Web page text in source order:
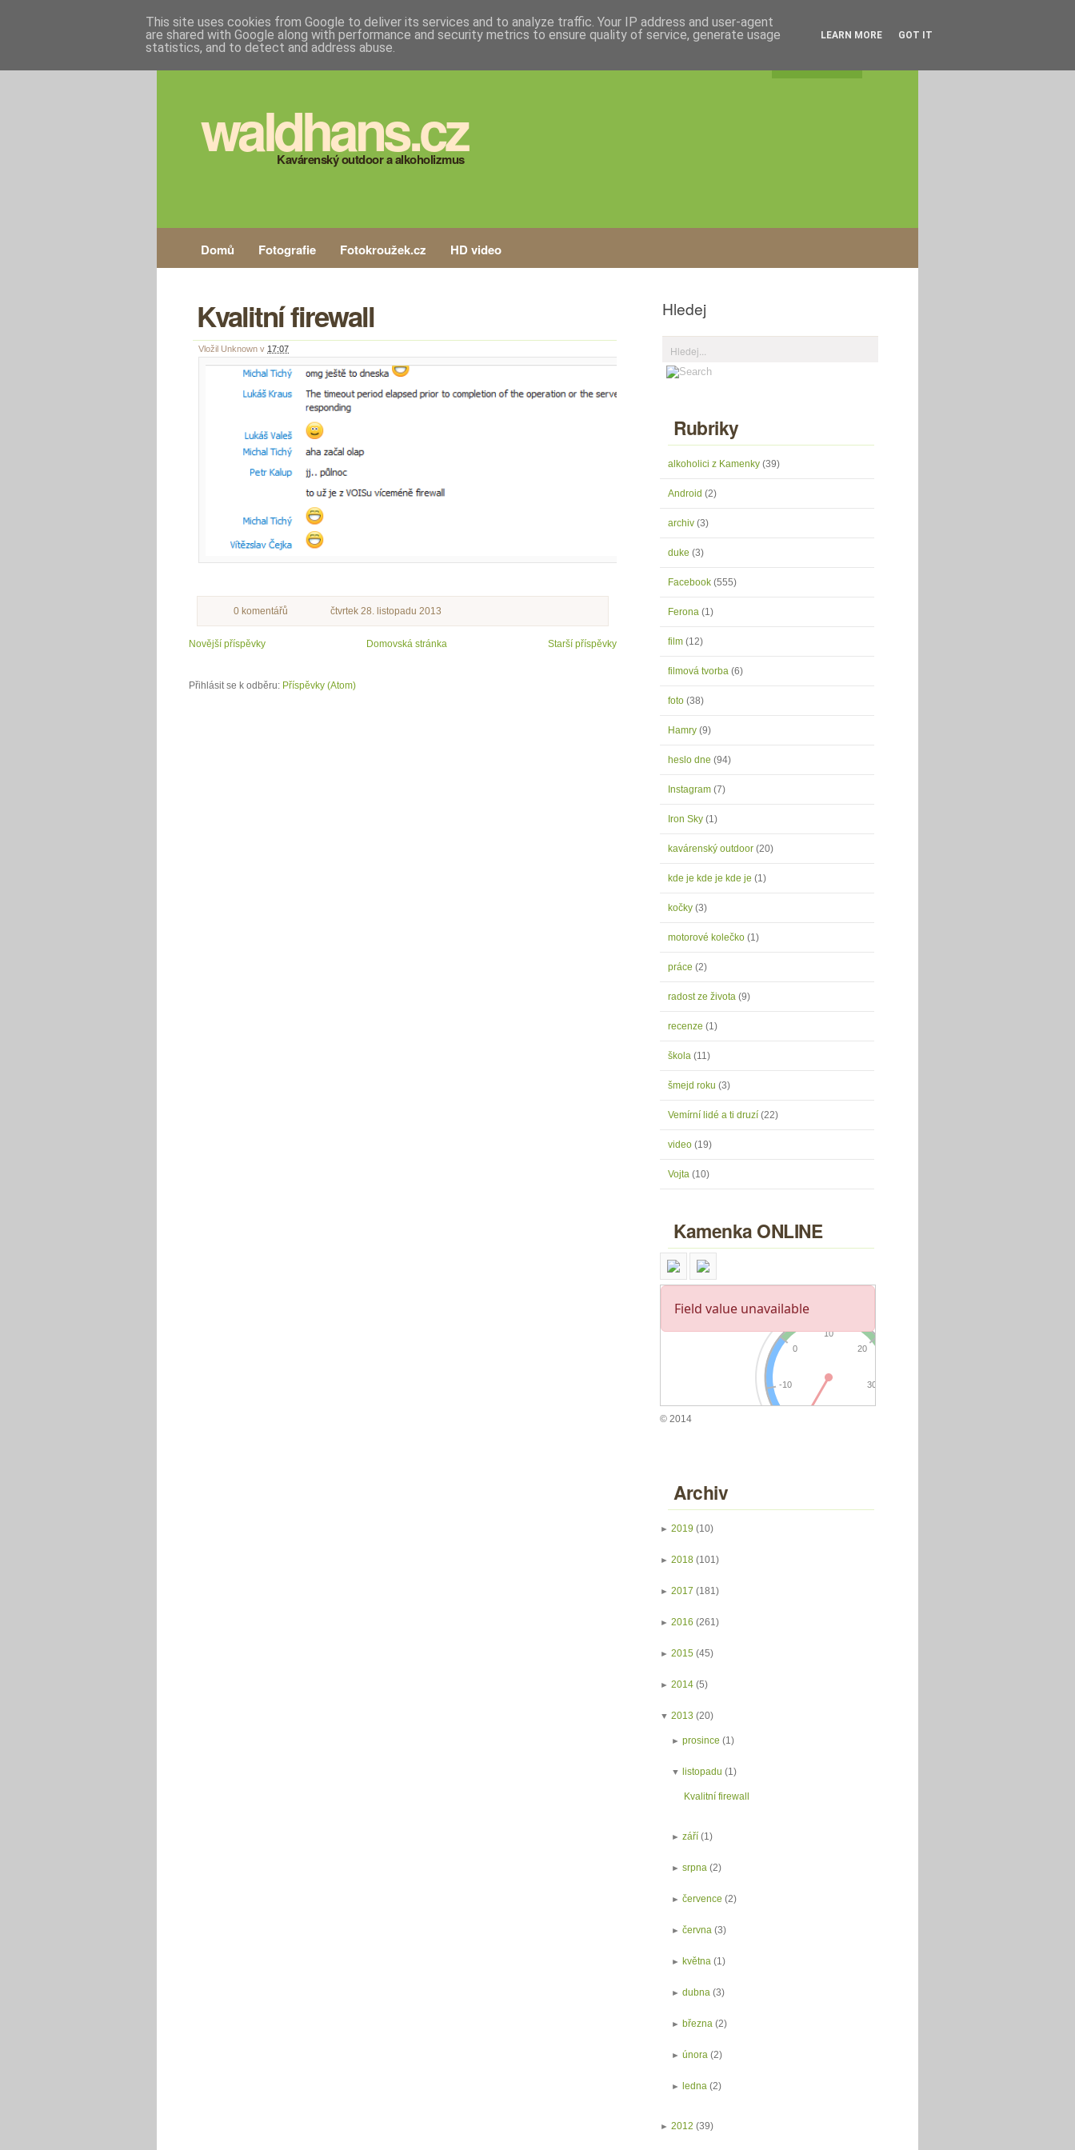
waldhans.cz
Kavárenský outdoor a alkoholizmus
Domů Fotografie Fotokroužek.cz HD video
Kvalitní firewall
Vložil Unknown v 17:07
0 komentářů čtvrtek 28. listopadu 2013
Novější příspěvky Starší příspěvky
Domovská stránka
Přihlásit se k odběru: Příspěvky (Atom)
Hledej
Rubriky
alkoholici z Kamenky (39)
Android (2)
archiv (3)
duke (3)
Facebook (555)
Ferona (1)
film (12)
filmová tvorba (6)
foto (38)
Hamry (9)
heslo dne (94)
Instagram (7)
Iron Sky (1)
kavárenský outdoor (20)
kde je kde je kde je (1)
kočky (3)
motorové kolečko (1)
práce (2)
radost ze života (9)
recenze (1)
škola (11)
šmejd roku (3)
Vemírní lidé a ti druzí (22)
video (19)
Vojta (10)
Kamenka ONLINE
© 2014
Archiv
► 2019 (10)
► 2018 (101)
► 2017 (181)
► 2016 (261)
► 2015 (45)
► 2014 (5)
▼ 2013 (20)
►prosince (1)
▼listopadu (1)
Kvalitní firewall
►září (1)
►srpna (2)
►července (2)
►června (3)
►května (1)
►dubna (3)
►března (2)
►února (2)
►ledna (2)
► 2012 (39)
This site uses cookies from Google to deliver its services and to analyze traffic. Your IP address and user-agent
are shared with Google along with performance and security metrics to ensure quality of service, generate usage
statistics, and to detect and address abuse.
LEARN MORE GOT IT